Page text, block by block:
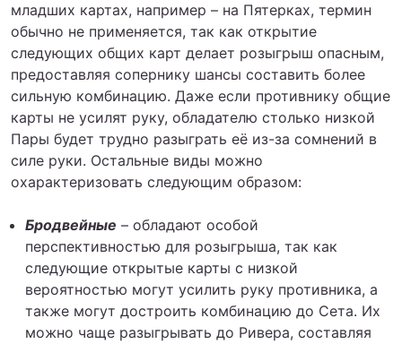
младших картах, например – на Пятерках, термин
обычно не применяется, так как открытие
следующих общих карт делает розыгрыш опасным,
предоставляя сопернику шансы составить более
сильную комбинацию. Даже если противнику общие
карты не усилят руку, обладателю столько низкой
Пары будет трудно разыграть её из-за сомнений в
силе руки. Остальные виды можно
охарактеризовать следующим образом:
Бродвейные – обладают особой
перспективностью для розыгрыша, так как
следующие открытые карты с низкой
вероятностью могут усилить руку противника, а
также могут достроить комбинацию до Сета. Их
можно чаще разыгрывать до Ривера, составляя